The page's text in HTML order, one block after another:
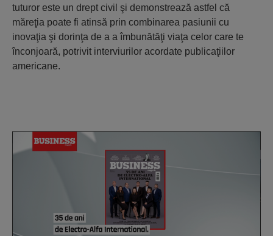
tuturor este un drept civil şi demonstrează astfel că
măreţia poate fi atinsă prin combinarea pasiunii cu
inovaţia şi dorinţa de a a îmbunătăţi viaţa celor care te
înconjoară, potrivit interviurilor acordate publicaţiilor
americane.